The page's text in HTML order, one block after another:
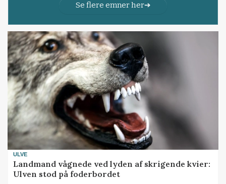
Se flere emner her
ULVE
Landmand vågnede ved lyden af skrigende kvier:
Ulven stod på foderbordet